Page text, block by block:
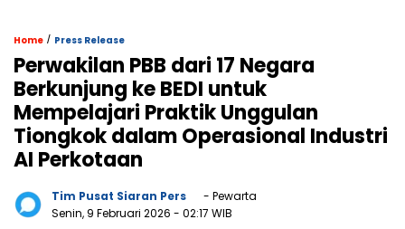
Home / Press Release
Perwakilan PBB dari 17 Negara
Berkunjung ke BEDI untuk
Mempelajari Praktik Unggulan
Tiongkok dalam Operasional Industri
AI Perkotaan
Tim Pusat Siaran Pers
- Pewarta
Senin, 9 Februari 2026 - 02:17 WIB